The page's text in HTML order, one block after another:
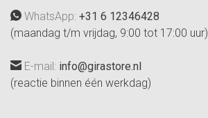
WhatsApp: +31 6 12346428
(maandag t/m vrijdag, 9:00 tot 17:00 uur)
E-mail: info@girastore.nl
(reactie binnen één werkdag)